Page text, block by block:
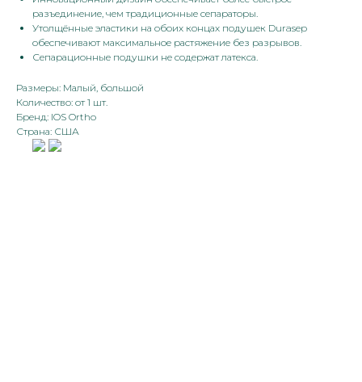
разъединение, чем традиционные сепараторы.
Утолщённые эластики на обоих концах подушек Durasep
обеспечивают максимальное растяжение без разрывов.
Сепарационные подушки не содержат латекса.
Размеры: Малый, большой
Количество: от 1 шт.
Бренд: IOS Ortho
Страна: США